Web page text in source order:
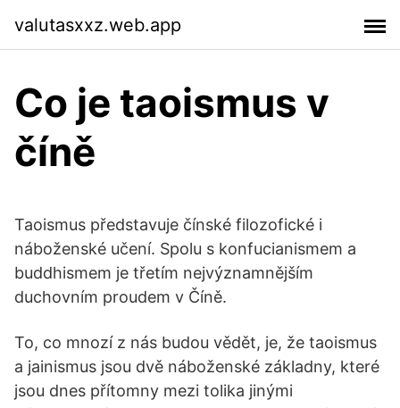
valutasxxz.web.app
Co je taoismus v
číně
Taoismus představuje čínské filozofické i
náboženské učení. Spolu s konfucianismem a
buddhismem je třetím nejvýznamnějším
duchovním proudem v Číně.
To, co mnozí z nás budou vědět, je, že taoismus
a jainismus jsou dvě náboženské základny, které
jsou dnes přítomny mezi tolika jinými